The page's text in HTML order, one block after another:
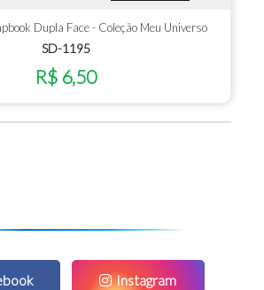
Dupla Face - Coleção Meu Universo
SD-1195
R$ 6,50
Instagram